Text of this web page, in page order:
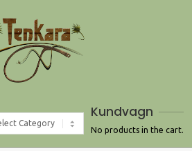
Kundvagn
No products in the cart.